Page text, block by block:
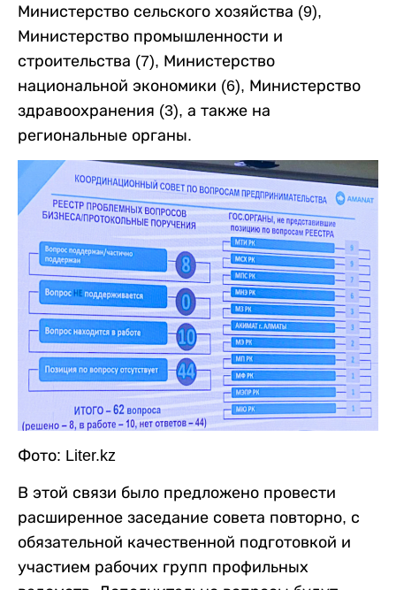
Министерство сельского хозяйства (9),
Министерство промышленности и
строительства (7), Министерство
национальной экономики (6), Министерство
здравоохранения (3), а также на
региональные органы.
Фото: Liter.kz
В этой связи было предложено провести
расширенное заседание совета повторно, с
обязательной качественной подготовкой и
участием рабочих групп профильных